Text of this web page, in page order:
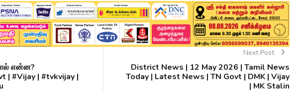
என்ன?
| #Vijay | #tvkvijay |
Next Post
District News | 12 May 2026 | Tamil News
Today | Latest News | TN Govt | DMK | Vijay
| MK Stalin